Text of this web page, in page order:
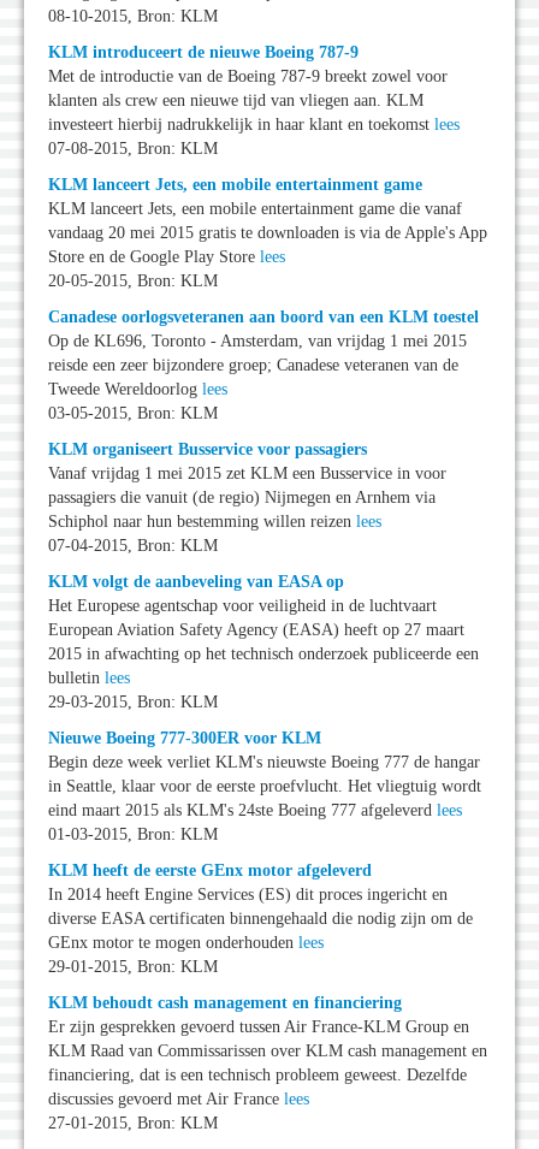
08-10-2015, Bron: KLM
KLM introduceert de nieuwe Boeing 787-9
Met de introductie van de Boeing 787-9 breekt zowel voor
klanten als crew een nieuwe tijd van vliegen aan. KLM
investeert hierbij nadrukkelijk in haar klant en toekomst lees
07-08-2015, Bron: KLM
KLM lanceert Jets, een mobile entertainment game
KLM lanceert Jets, een mobile entertainment game die vanaf
vandaag 20 mei 2015 gratis te downloaden is via de Apple's App
Store en de Google Play Store lees
20-05-2015, Bron: KLM
Canadese oorlogsveteranen aan boord van een KLM toestel
Op de KL696, Toronto - Amsterdam, van vrijdag 1 mei 2015
reisde een zeer bijzondere groep; Canadese veteranen van de
Tweede Wereldoorlog lees
03-05-2015, Bron: KLM
KLM organiseert Busservice voor passagiers
Vanaf vrijdag 1 mei 2015 zet KLM een Busservice in voor
passagiers die vanuit (de regio) Nijmegen en Arnhem via
Schiphol naar hun bestemming willen reizen lees
07-04-2015, Bron: KLM
KLM volgt de aanbeveling van EASA op
Het Europese agentschap voor veiligheid in de luchtvaart
European Aviation Safety Agency (EASA) heeft op 27 maart
2015 in afwachting op het technisch onderzoek publiceerde een
bulletin lees
29-03-2015, Bron: KLM
Nieuwe Boeing 777-300ER voor KLM
Begin deze week verliet KLM's nieuwste Boeing 777 de hangar
in Seattle, klaar voor de eerste proefvlucht. Het vliegtuig wordt
eind maart 2015 als KLM's 24ste Boeing 777 afgeleverd lees
01-03-2015, Bron: KLM
KLM heeft de eerste GEnx motor afgeleverd
In 2014 heeft Engine Services (ES) dit proces ingericht en
diverse EASA certificaten binnengehaald die nodig zijn om de
GEnx motor te mogen onderhouden lees
29-01-2015, Bron: KLM
KLM behoudt cash management en financiering
Er zijn gesprekken gevoerd tussen Air France-KLM Group en
KLM Raad van Commissarissen over KLM cash management en
financiering, dat is een technisch probleem geweest. Dezelfde
discussies gevoerd met Air France lees
27-01-2015, Bron: KLM